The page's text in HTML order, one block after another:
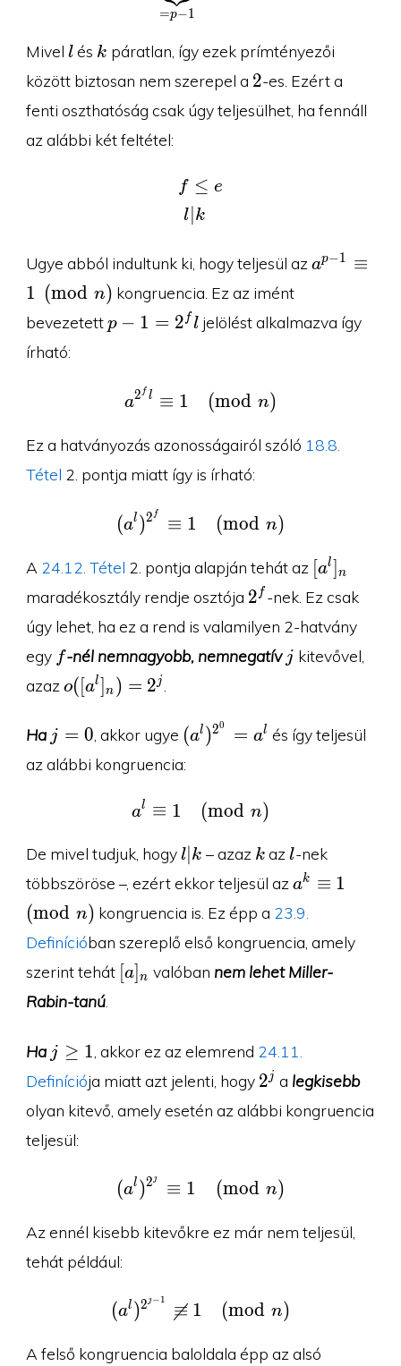
=p−1
Mivel l
l és k
k páratlan, így ezek prímtényezői
között biztosan nem szerepel a 2
2-es. Ezért a
fenti oszthatóság csak úgy teljesülhet, ha fennáll
az alábbi két feltétel:
\begin{aligned}f&\leq
f
l
≤ e
∣k
Ugye abból indultunk ki, hogy teljesül az a^{p-
n
ap−1 ≡
1 (mod n) kongruencia. Ez az imént
bevezetettp-
p − 1 = 2 f l jelölést alkalmazva így
írható:
a^{2^fl}\equiv 1\pmod
a2 f l ≡ 1 (mod n)
Ez a hatványozás azonosságairól szóló 18.8.
Tétel 2. pontja miatt így is írható:
(a^l)^{2^f}\equiv
(al )2 f ≡ 1 (mod n)
A 24.12. Tétel 2. pontja alapján tehát az [a^l]_n
[al] n
maradékosztály rendje osztója 2^f
2 f -nek. Ez csak
úgy lehet, ha ez a rend is valamilyen 2-hatvány
egy ff-nél nemnagyobb, nemnegatív jj kitevővel,
azaz o([a^l]_n)=2^j
o([al] n ) = 2j
Ha j=0
j = 0 , akkor ugye (a^l)^{2^0}=a^l
(al )20 = al és így teljesül
az alábbi kongruencia:
a^l\equiv 1\pmod n
al ≡ 1 (mod n)
De mivel tudjuk, hogy l|k
l∣k – azaz k
k azl
l-nek
többszöröse –, ezért ekkor teljesül az a^k\equiv
1\pmod n
ak ≡ 1
(mod n) kongruencia is. Ez épp a 23.9.
Definícióban szereplő első kongruencia, amely
szerint tehát [a]_n
[a] n valóban nem lehet Miller-
Rabin-tanú.
Ha j\geq
1
j ≥ 1 , akkor ez az elemrend 24.11.
Definíciója miatt azt jelenti, hogy 2^j
2j a legkisebb
olyan kitevő, amely esetén az alábbi kongruencia
teljesül:
(a^l)^{2^j}\equiv
(al )2j ≡ 1 (mod n)
Az ennél kisebb kitevőkre ez már nem teljesül,
tehát például:
(a^l)^{2^{j-1}}\
(al )2 j −1 ≡ 1 (mod n)
A felső kongruencia baloldala épp az alsó